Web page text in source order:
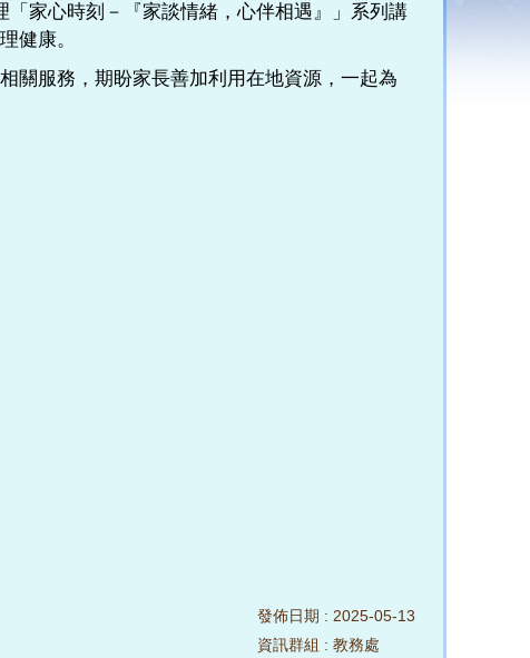
發佈日期 : 2025-05-13
資訊群組 :教務處
家心時刻－『家談情緒，心伴相遇』」系列講
健康。
關服務，期盼家長善加利用在地資源，一起為